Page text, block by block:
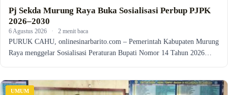
Pj Sekda Murung Raya Buka Sosialisasi Perbup PJPK
2026–2030
6 Agustus 2026 · 2 menit baca
PURUK CAHU, onlinesinarbarito.com – Pemerintah Kabupaten Murung
Raya menggelar Sosialisasi Peraturan Bupati Nomor 14 Tahun 2026…
UMUM